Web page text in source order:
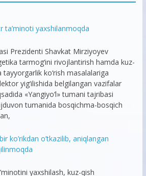
ta’minoti yaxshilanmoqda
Prezidenti Shavkat Mirziyoyev
tarmog‘ini rivojlantirish hamda kuz-
ko‘rish masalalariga
yig‘ilishida belgilangan vazifalar
«Yangiyo‘l» tumani tajribasi
tumanida bosqichma-bosqich
ko’rikdan o’tkazilib, aniqlangan
yaxshilash, kuz-qish